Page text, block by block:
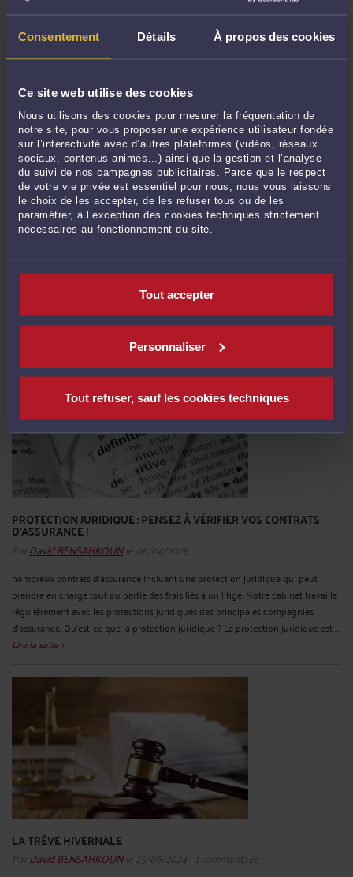
Consentement Détails À propos des cookies
Ce site web utilise des cookies
Nous utilisons des cookies pour mesurer la fréquentation de
notre site, pour vous proposer une expérience utilisateur fondée
sur l’interactivité avec d’autres plateformes (vidéos, réseaux
sociaux, contenus animés…) ainsi que la gestion et l’analyse
du suivi de nos campagnes publicitaires. Parce que le respect
de votre vie privée est essentiel pour nous, nous vous laissons
le choix de les accepter, de les refuser tous ou de les
paramétrer, à l’exception des cookies techniques strictement
nécessaires au fonctionnement du site.
Tout accepter
Personnaliser
Tout refuser, sauf les cookies techniques
RECOUVREMENT DE CRÉANCES DEVANT LE TRIBUNAL DE
COMMERCE DE BORDEAUX
ParDavid BENSAHKOUNle 08/04/2025
Le cabinet de Maître David BENSAHKOUN : Une expertise en recouvrement de
créances devant le Tribunal de commerce de Bordeaux Installé au cœur de
Bordeaux, le cabinet accompagne depuis plusieurs années entreprises,
commerçants, artisans et professions libérales dans leurs démarches de
recouvrement de ...Lire la suite >
PROTECTION JURIDIQUE : PENSEZ À VÉRIFIER VOS CONTRATS
D’ASSURANCE !
Par David BENSAHKOUNle 06/04/2025
nombreux contrats d’assurance incluent une protection juridique qui peut
prendre en charge tout ou partie des frais liés à un litige. Notre cabinet travaille
régulièrement avec les protections juridiques des principales compagnies
d’assurance. Qu’est-ce que la protection juridique ? La protection juridique est ...
Lire la suite >
LA TRÊVE HIVERNALE
Par David BENSAHKOUNle 25/08/2024 - 1 commentaire